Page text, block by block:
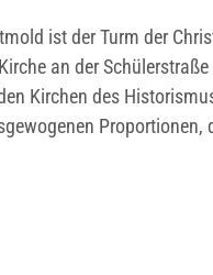
ist der Turm der
an der
Kirchen des